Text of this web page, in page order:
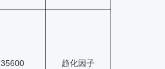
35600 趋化因子